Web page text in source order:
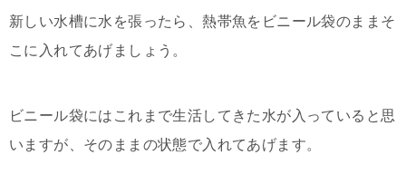
新しい水槽に水を張ったら、熱帯魚をビニール袋のままそ
こに入れてあげましょう。
ビニール袋にはこれまで生活してきた水が入っていると思
いますが、そのままの状態で入れてあげます。